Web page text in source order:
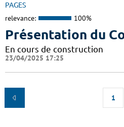
PAGES
relevance: 100%
Présentation du
En cours de construction
23/04/2025 17:25
1